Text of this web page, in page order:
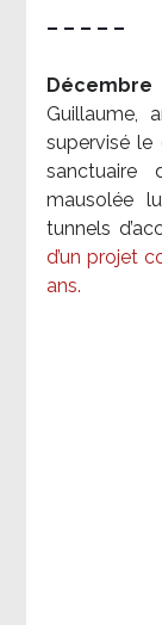
– – – – –
Guillaume,
supervisé
sanctuaire
mausolée
tunnels
d’un projet
ans.